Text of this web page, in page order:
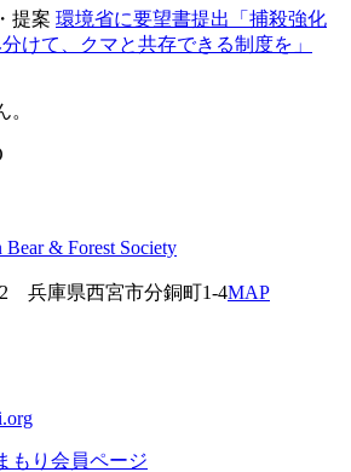
提案 環境省に要望書提出「捕殺強化
けて、クマと共存できる制度を」
兵庫県西宮市分銅町1-4MAP
もり会員ページ